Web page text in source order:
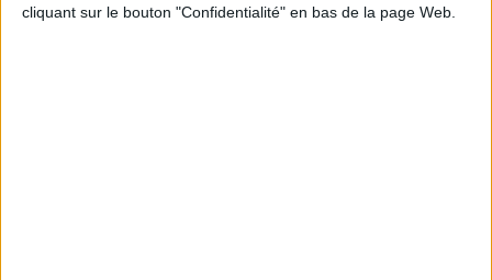
cliquant sur le bouton "Confidentialité" en bas de la page Web.